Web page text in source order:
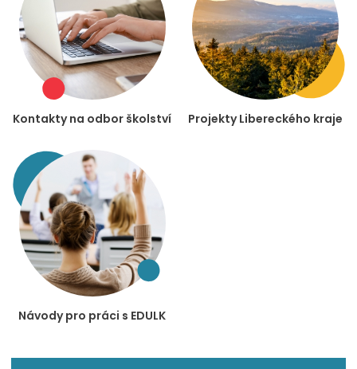
Kontakty na odbor školství Projekty Libereckého kraje
Návody pro práci s EDULK